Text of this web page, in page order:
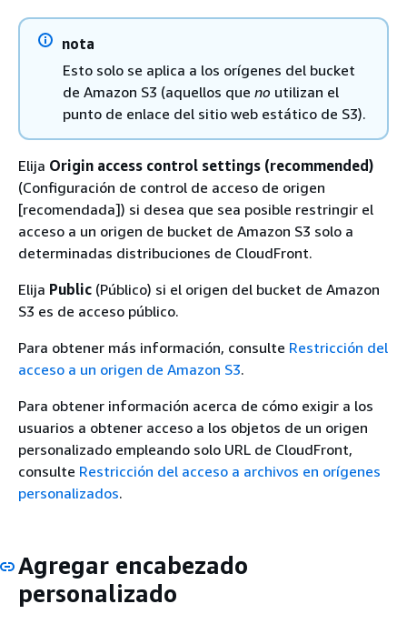
nota
Esto solo se aplica a los orígenes del bucket
de Amazon S3 (aquellos que no utilizan el
punto de enlace del sitio web estático de S3).
Elija Origin access control settings (recommended)
(Configuración de control de acceso de origen
[recomendada]) si desea que sea posible restringir el
acceso a un origen de bucket de Amazon S3 solo a
determinadas distribuciones de CloudFront.
Elija Public (Público) si el origen del bucket de Amazon
S3 es de acceso público.
Para obtener más información, consulte Restricción del
acceso a un origen de Amazon S3.
Para obtener información acerca de cómo exigir a los
usuarios a obtener acceso a los objetos de un origen
personalizado empleando solo URL de CloudFront,
consulte Restricción del acceso a archivos en orígenes
personalizados.
Agregar encabezado
personalizado